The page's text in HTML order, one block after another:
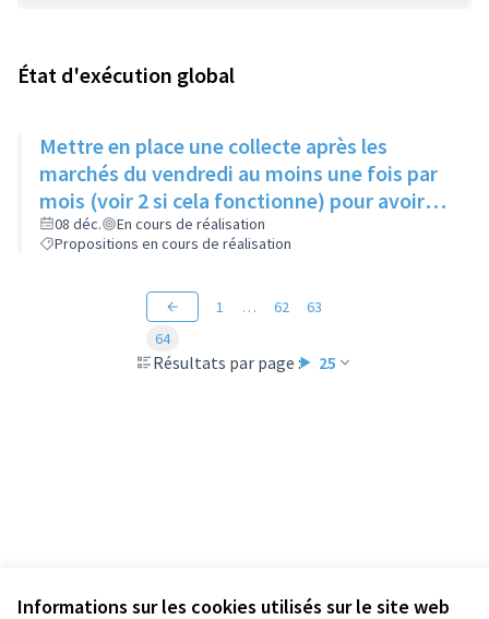
Informations sur les cookies utilisés sur le site web
État d'exécution global
Mettre en place une collecte après les
marchés du vendredi au moins une fois par
mois (voir 2 si cela fonctionne) pour avoir
des produits frais pour l'Epice'Rill
08 déc.
En cours de réalisation
Propositions en cours de réalisation
Résultats par page : 25
1 … 62
63
64